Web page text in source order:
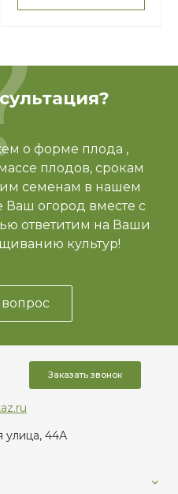
о форме плода ,
плодов, срокам
семенам в нашем
Ваш огород вместе с
ответитим на Ваши
культур!
вопрос
Заказать звонок
улица, 44А